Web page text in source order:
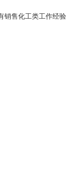
销售化工类工作经验